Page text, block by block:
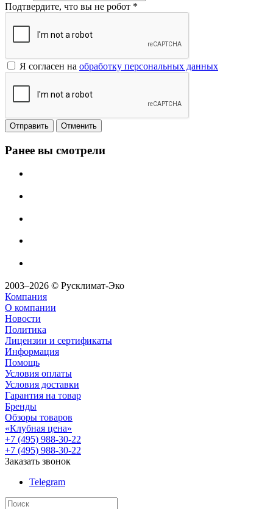
Подтвердите, что вы не робот *
Я согласен на обработку персональных данных
Отменить
Ранее вы смотрели
2003–2026 © Русклимат-Эко
Компания
О компании
Новости
Политика
Лицензии и сертификаты
Информация
Помощь
Условия оплаты
Условия доставки
Гарантия на товар
Бренды
Обзоры товаров
«Клубная цена»
+7 (495) 988-30-22
+7 (495) 988-30-22
Заказать звонок
Telegram